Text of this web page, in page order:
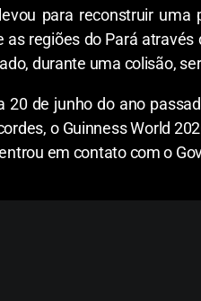
para reconstruir
regiões do Pará
durante uma colisão,
de junho do ano
o Guinness World
em contato com o